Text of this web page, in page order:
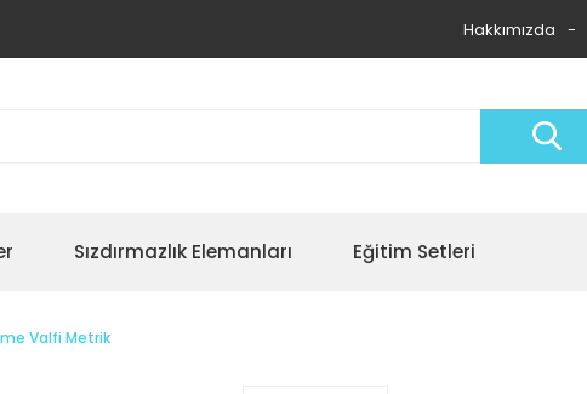
Hakkımızda
Sızdırmazlık Elemanları Eğitim Setleri
Valfi Metrik